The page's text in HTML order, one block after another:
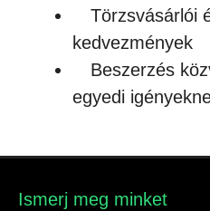
Törzsvásárlói
kedvezmények
Beszerzés
egyedi
Ismerj meg minket​